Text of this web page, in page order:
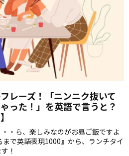
レーズ！「ニンニク抜いて
った！」を英語で言うと？
・ら、楽しみなのがお昼ご飯ですよ
で英語表現1000』から、ランチタイ
！